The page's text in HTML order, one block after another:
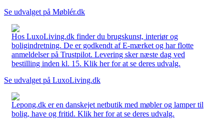
Se udvalget på Møblér.dk
Hos LuxoLiving.dk finder du brugskunst, interiør og
boligindretning. De er godkendt af E-mærket og har flotte
anmeldelser på Trustpilot. Levering sker næste dag ved
bestilling inden kl. 15. Klik her for at se deres udvalg.
Se udvalget på LuxoLiving.dk
Lepong.dk er en danskejet netbutik med møbler og lamper til
bolig, have og fritid. Klik her for at se deres udvalg.